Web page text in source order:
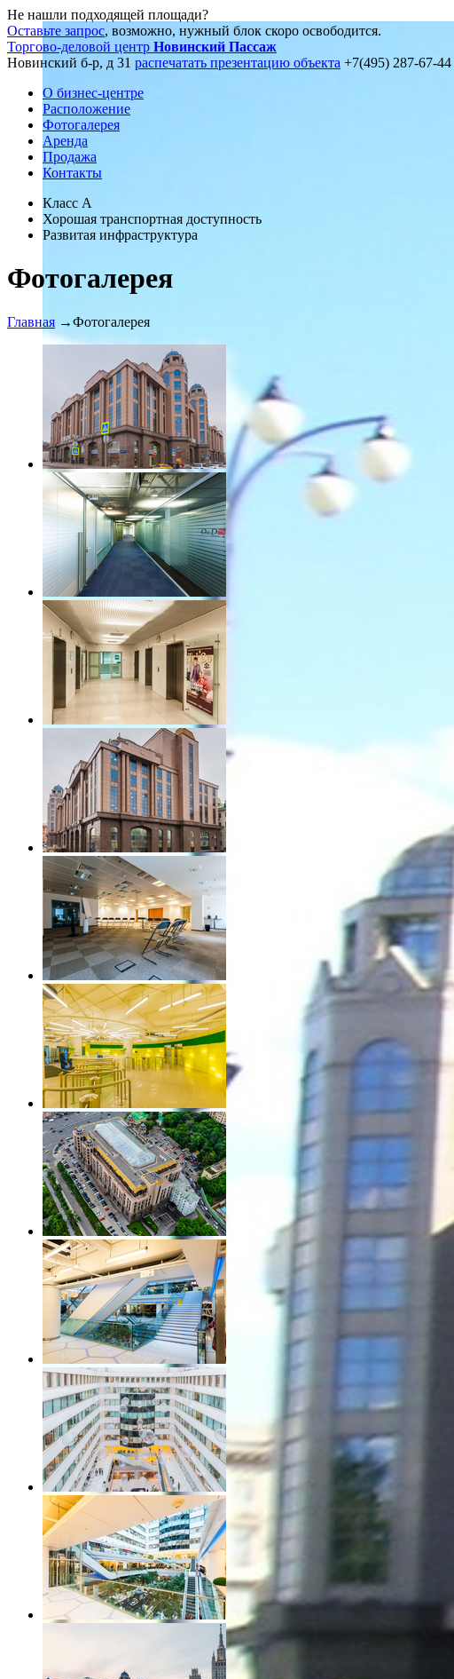
Не нашли подходящей площади?
Оставьте запрос, возможно, нужный блок скоро освободится.
Торгово-деловой центр Новинский Пассаж
Новинский б-р, д 31 распечатать презентацию объекта +7(495) 287-67-44
О бизнес-центре
Расположение
Фотогалерея
Аренда
Продажа
Контакты
Класс А
Хорошая транспортная доступность
Развитая инфраструктура
Фотогалерея
Главная →Фотогалерея